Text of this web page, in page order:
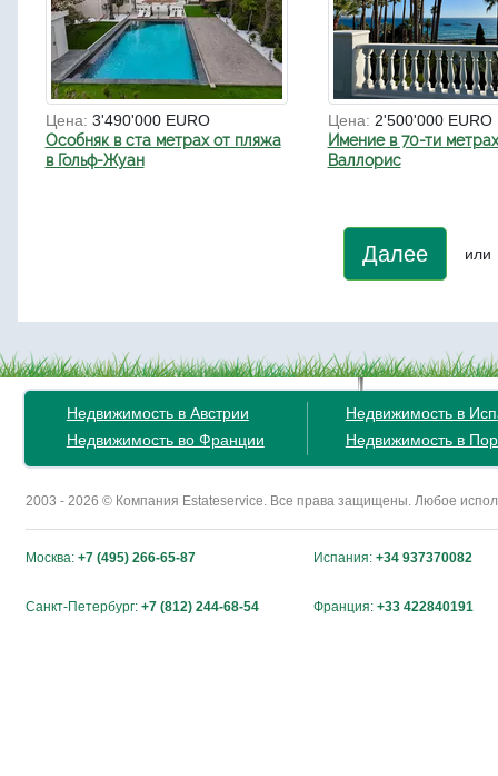
Цена: 3'490'000 EURO
Особняк в ста метрах от пляжа
в Гольф-Жуан
Цена: 2'500'000 EURO
Имение в 70-ти
Валлорис
Далее или
Недвижимость в Австрии
Недвижимость во Франции
Недвижимость в
Недвижимость в
2003 - 2026 © Компания Estateservice. Все права защищены. Любое
Москва: +7 (495) 266-65-87 Испания: +34 937370082
Санкт-Петербург: +7 (812) 244-68-54 Франция: +33 422840191